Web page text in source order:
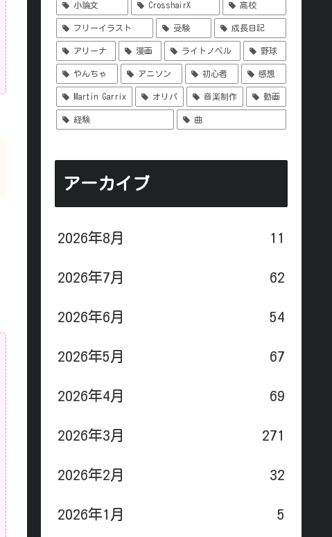
小論文 CrosshairX 高校
フリーイラスト 受験 成長日記
アリーナ 漫画 ライトノベル 野球
やんちゃ アニソン 初心者 感想
Martin Garrix オリパ 音楽制作 動画
経験 曲
アーカイブ
2026年8月 11
2026年7月 62
2026年6月 54
2026年5月 67
2026年4月 69
2026年3月 271
2026年2月 32
2026年1月 5